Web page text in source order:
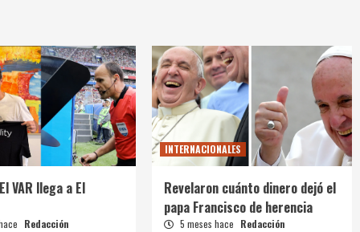
VAR llega a El
Redacción
INTERNACIONALES
Revelaron cuánto dinero dejó el
papa Francisco de herencia
5 meses hace Redacción